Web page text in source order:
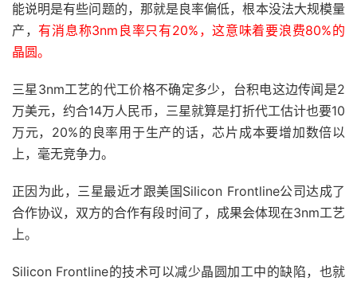
能说明是有些问题的，那就是良率偏低，根本没法大规模量
产，有消息称3nm良率只有20%，这意味着要浪费80%的
晶圆。
三星3nm工艺的代工价格不确定多少，台积电这边传闻是2
万美元，约合14万人民币，三星就算是打折代工估计也要10
万元，20%的良率用于生产的话，芯片成本要增加数倍以
上，毫无竞争力。
正因为此，三星最近才跟美国Silicon Frontline公司达成了
合作协议，双方的合作有段时间了，成果会体现在3nm工艺
上。
Silicon Frontline的技术可以减少晶圆加工中的缺陷，也就